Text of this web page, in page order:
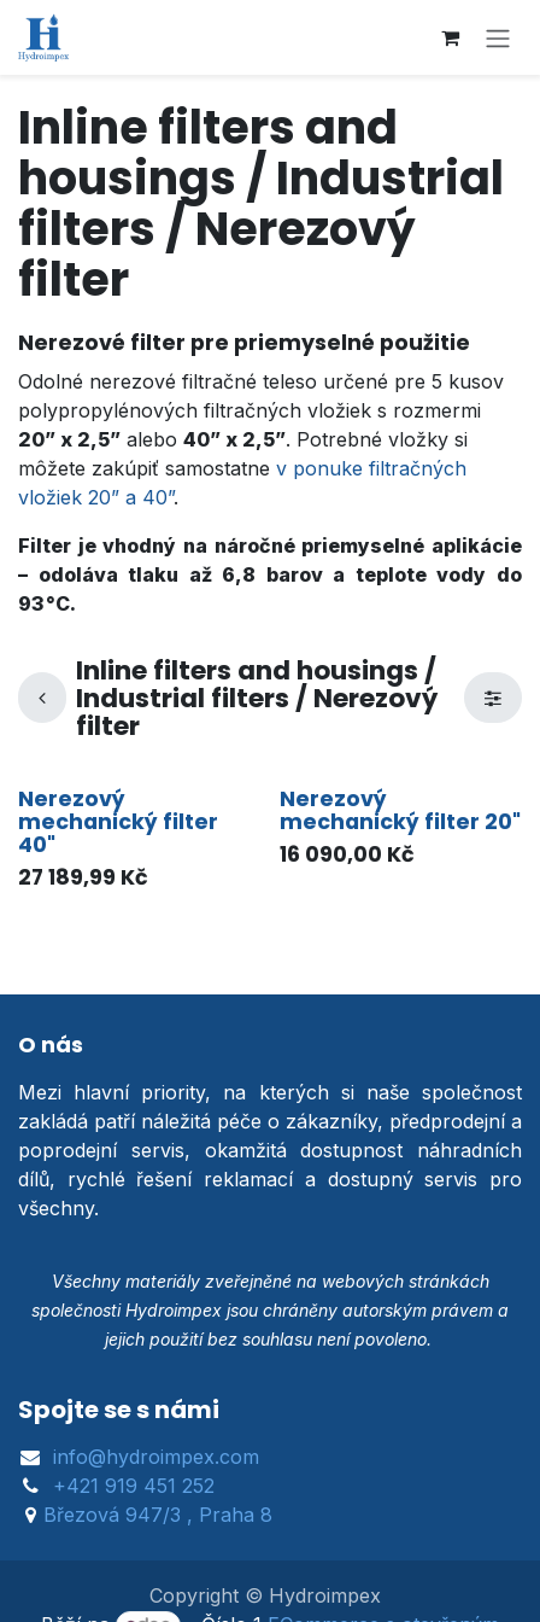
Přejít na obsah
Inline filters and
housings / Industrial
filters / Nerezový
filter
Nerezové filter pre priemyselné použitie
Odolné nerezové filtračné teleso určené pre 5 kusov
polypropylénových filtračných vložiek s rozmermi
20” x 2,5” alebo 40” x 2,5”. Potrebné vložky si
môžete zakúpiť samostatne v ponuke filtračných
vložiek 20” a 40”.
Filter je vhodný na náročné priemyselné aplikácie
– odoláva tlaku až 6,8 barova teplote vody do
93 °C.
Inline filters and housings /
Industrial filters / Nerezový
filter
Nerezový
mechanický filter
40"
27 189,99 Kč
Nerezový
mechanický filter 20"
16 090,00 Kč
O nás
Mezi hlavní priority, na kterých si naše společnost
zakládá patří náležitá péče o zákazníky, předprodejní a
poprodejní servis, okamžitá dostupnost náhradních
dílů, rychlé řešení reklamací a dostupný servis pro
všechny.
Všechny materiály zveřejněné na webových stránkách
společnosti Hydroimpex jsou chráněny autorským právem a
jejich použití bez souhlasu není povoleno.
Spojte se s námi
info@hydroimpex.com
+421 919 451 252
Březová 947/3 , Praha 8
Copyright © Hydroimpex